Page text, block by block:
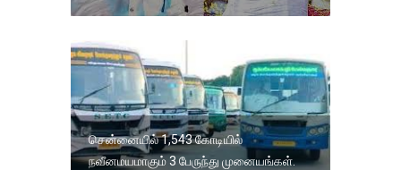
சென்னையில் 1,543 கோடியில்
நவீனமயமாகும் 3 பேருந்து முனையங்கள்.